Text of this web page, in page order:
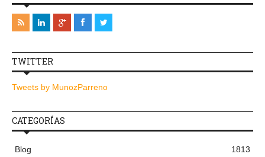
TWITTER
Tweets by MunozParreno
CATEGORÍAS
Blog 1813